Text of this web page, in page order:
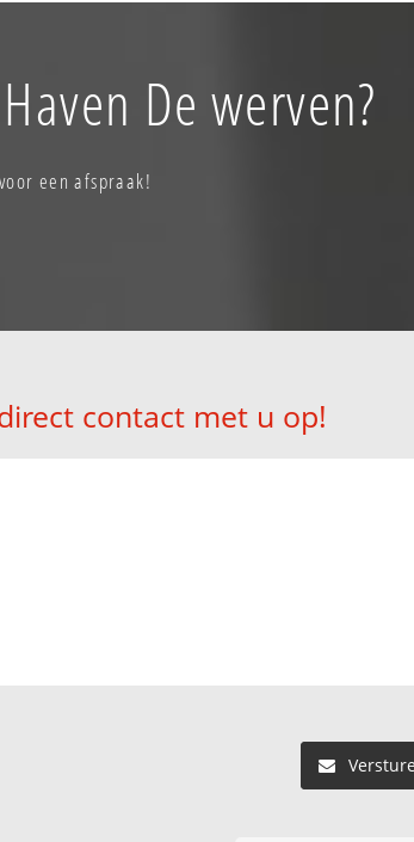
De werven?
een afspraak!
contact met u op!